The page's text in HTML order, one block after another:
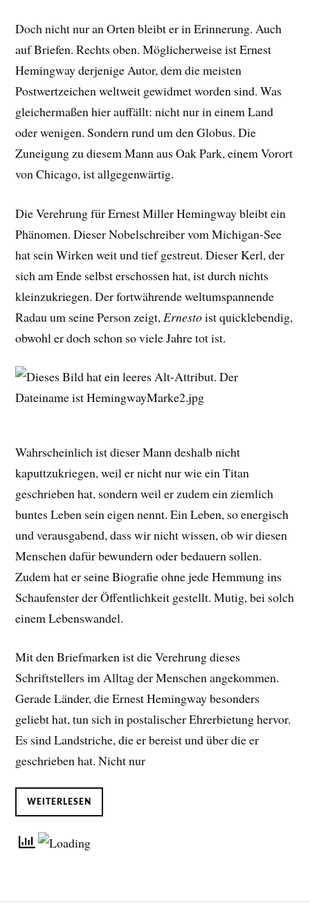
Doch nicht nur an Orten bleibt er in Erinnerung. Auch
auf Briefen. Rechts oben. Möglicherweise ist Ernest
Hemingway derjenige Autor, dem die meisten
Postwertzeichen weltweit gewidmet worden sind. Was
gleichermaßen hier auffällt: nicht nur in einem Land
oder wenigen. Sondern rund um den Globus. Die
Zuneigung zu diesem Mann aus Oak Park, einem Vorort
von Chicago, ist allgegenwärtig.
Die Verehrung für Ernest Miller Hemingway bleibt ein
Phänomen. Dieser Nobelschreiber vom Michigan-See
hat sein Wirken weit und tief gestreut. Dieser Kerl, der
sich am Ende selbst erschossen hat, ist durch nichts
kleinzukriegen. Der fortwährende weltumspannende
Radau um seine Person zeigt, Ernestoist quicklebendig,
obwohl er doch schon so viele Jahre tot ist.
Wahrscheinlich ist dieser Mann deshalb nicht
kaputtzukriegen, weil er nicht nur wie ein Titan
geschrieben hat, sondern weil er zudem ein ziemlich
buntes Leben sein eigen nennt. Ein Leben, so energisch
und verausgabend, dass wir nicht wissen, ob wir diesen
Menschen dafür bewundern oder bedauern sollen.
Zudem hat er seine Biografie ohne jede Hemmung ins
Schaufenster der Öffentlichkeit gestellt. Mutig, bei solch
einem Lebenswandel.
Mit den Briefmarken ist die Verehrung dieses
Schriftstellers im Alltag der Menschen angekommen.
Gerade Länder, die Ernest Hemingway besonders
geliebt hat, tun sich in postalischer Ehrerbietung hervor.
Es sind Landstriche, die er bereist und über die er
geschrieben hat. Nicht nur
WEITERLESEN